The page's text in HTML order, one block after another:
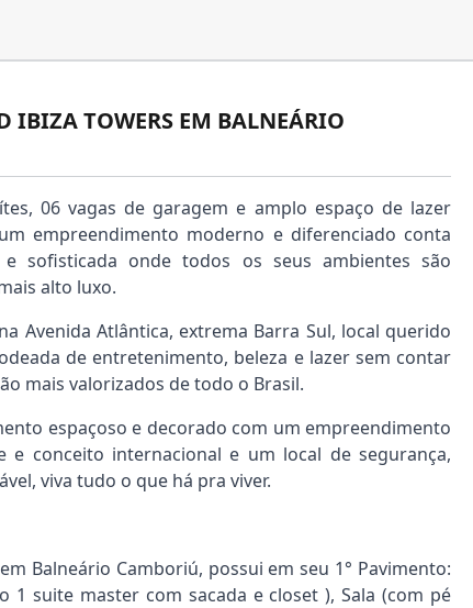
IBIZA TOWERS EM BALNEÁRIO
06 vagas de garagem e amplo espaço de lazer
empreendimento moderno e diferenciado conta
sofisticada onde todos os seus ambientes são
alto luxo.
Avenida Atlântica, extrema Barra Sul, local querido
de entretenimento, beleza e lazer sem contar
mais valorizados de todo o Brasil.
espaçoso e decorado com um empreendimento
e conceito internacional e um local de segurança,
viva tudo o que há pra viver.
Balneário Camboriú, possui em seu 1° Pavimento:
1 suite master com sacada e closet ), Sala (com pé